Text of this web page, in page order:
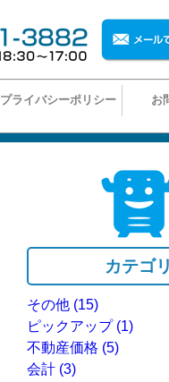
プライバシーポリシー お
カテゴリ
その他 (15)
ピックアップ (1)
不動産価格 (5)
会計 (3)